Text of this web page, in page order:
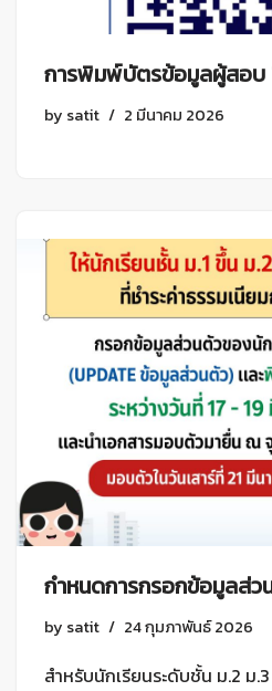
การพิมพ์บัตรข้อมูลผู้สอบ
by satit 2 มีนาคม 2026
กำหนดการกรอกข้อมูลส่ว
by satit 24 กุมภาพันธ์ 2026
สำหรับนักเรียนระดับชั้น ม.2 ม